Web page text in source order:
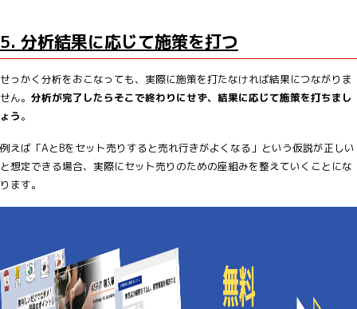
5. 分析結果に応じて施策を打つ
せっかく分析をおこなっても、実際に施策を打たなければ結果につながりま
せん。 分析が完了したらそこで終わりにせず、結果に応じて施策を打ちまし
ょう。
例えば「AとBをセット売りすると売れ行きがよくなる」という仮説が正しい
と想定できる場合、実際にセット売りのための座組みを整えていくことにな
ります。